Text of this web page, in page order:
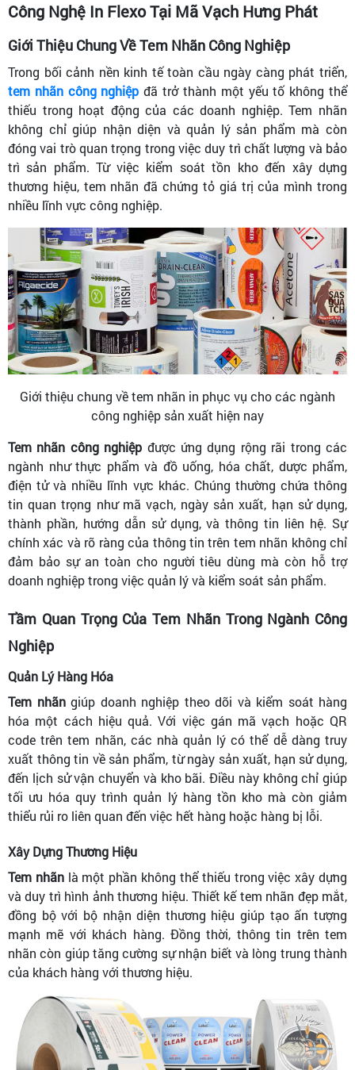
Công Nghệ In Flexo Tại Mã Vạch Hưng Phát
Giới Thiệu Chung Về Tem Nhãn Công Nghiệp
Trong bối cảnh nền kinh tế toàn cầu ngày càng phát triển,
tem nhãn công nghiệp đã trở thành một yếu tố không thể
thiếu trong hoạt động của các doanh nghiệp. Tem nhãn
không chỉ giúp nhận diện và quản lý sản phẩm mà còn
đóng vai trò quan trọng trong việc duy trì chất lượng và bảo
trì sản phẩm. Từ việc kiểm soát tồn kho đến xây dựng
thương hiệu, tem nhãn đã chứng tỏ giá trị của mình trong
nhiều lĩnh vực công nghiệp.
Giới thiệu chung về tem nhãn in phục vụ cho các ngành
công nghiệp sản xuất hiện nay
Tem nhãn công nghiệp được ứng dụng rộng rãi trong các
ngành như thực phẩm và đồ uống, hóa chất, dược phẩm,
điện tử và nhiều lĩnh vực khác. Chúng thường chứa thông
tin quan trọng như mã vạch, ngày sản xuất, hạn sử dụng,
thành phần, hướng dẫn sử dụng, và thông tin liên hệ. Sự
chính xác và rõ ràng của thông tin trên tem nhãn không chỉ
đảm bảo sự an toàn cho người tiêu dùng mà còn hỗ trợ
doanh nghiệp trong việc quản lý và kiểm soát sản phẩm.
Tầm Quan Trọng Của Tem Nhãn Trong Ngành Công
Nghiệp
Quản Lý Hàng Hóa
Tem nhãngiúp doanh nghiệp theo dõi và kiểm soát hàng
hóa một cách hiệu quả. Với việc gán mã vạch hoặc QR
code trên tem nhãn, các nhà quản lý có thể dễ dàng truy
xuất thông tin về sản phẩm, từ ngày sản xuất, hạn sử dụng,
đến lịch sử vận chuyển và kho bãi. Điều này không chỉ giúp
tối ưu hóa quy trình quản lý hàng tồn kho mà còn giảm
thiểu rủi ro liên quan đến việc hết hàng hoặc hàng bị lỗi.
Xây Dựng Thương Hiệu
Tem nhãnlà một phần không thể thiếu trong việc xây dựng
và duy trì hình ảnh thương hiệu. Thiết kế tem nhãn đẹp mắt,
đồng bộ với bộ nhận diện thương hiệu giúp tạo ấn tượng
mạnh mẽ với khách hàng. Đồng thời, thông tin trên tem
nhãn còn giúp tăng cường sự nhận biết và lòng trung thành
của khách hàng với thương hiệu.